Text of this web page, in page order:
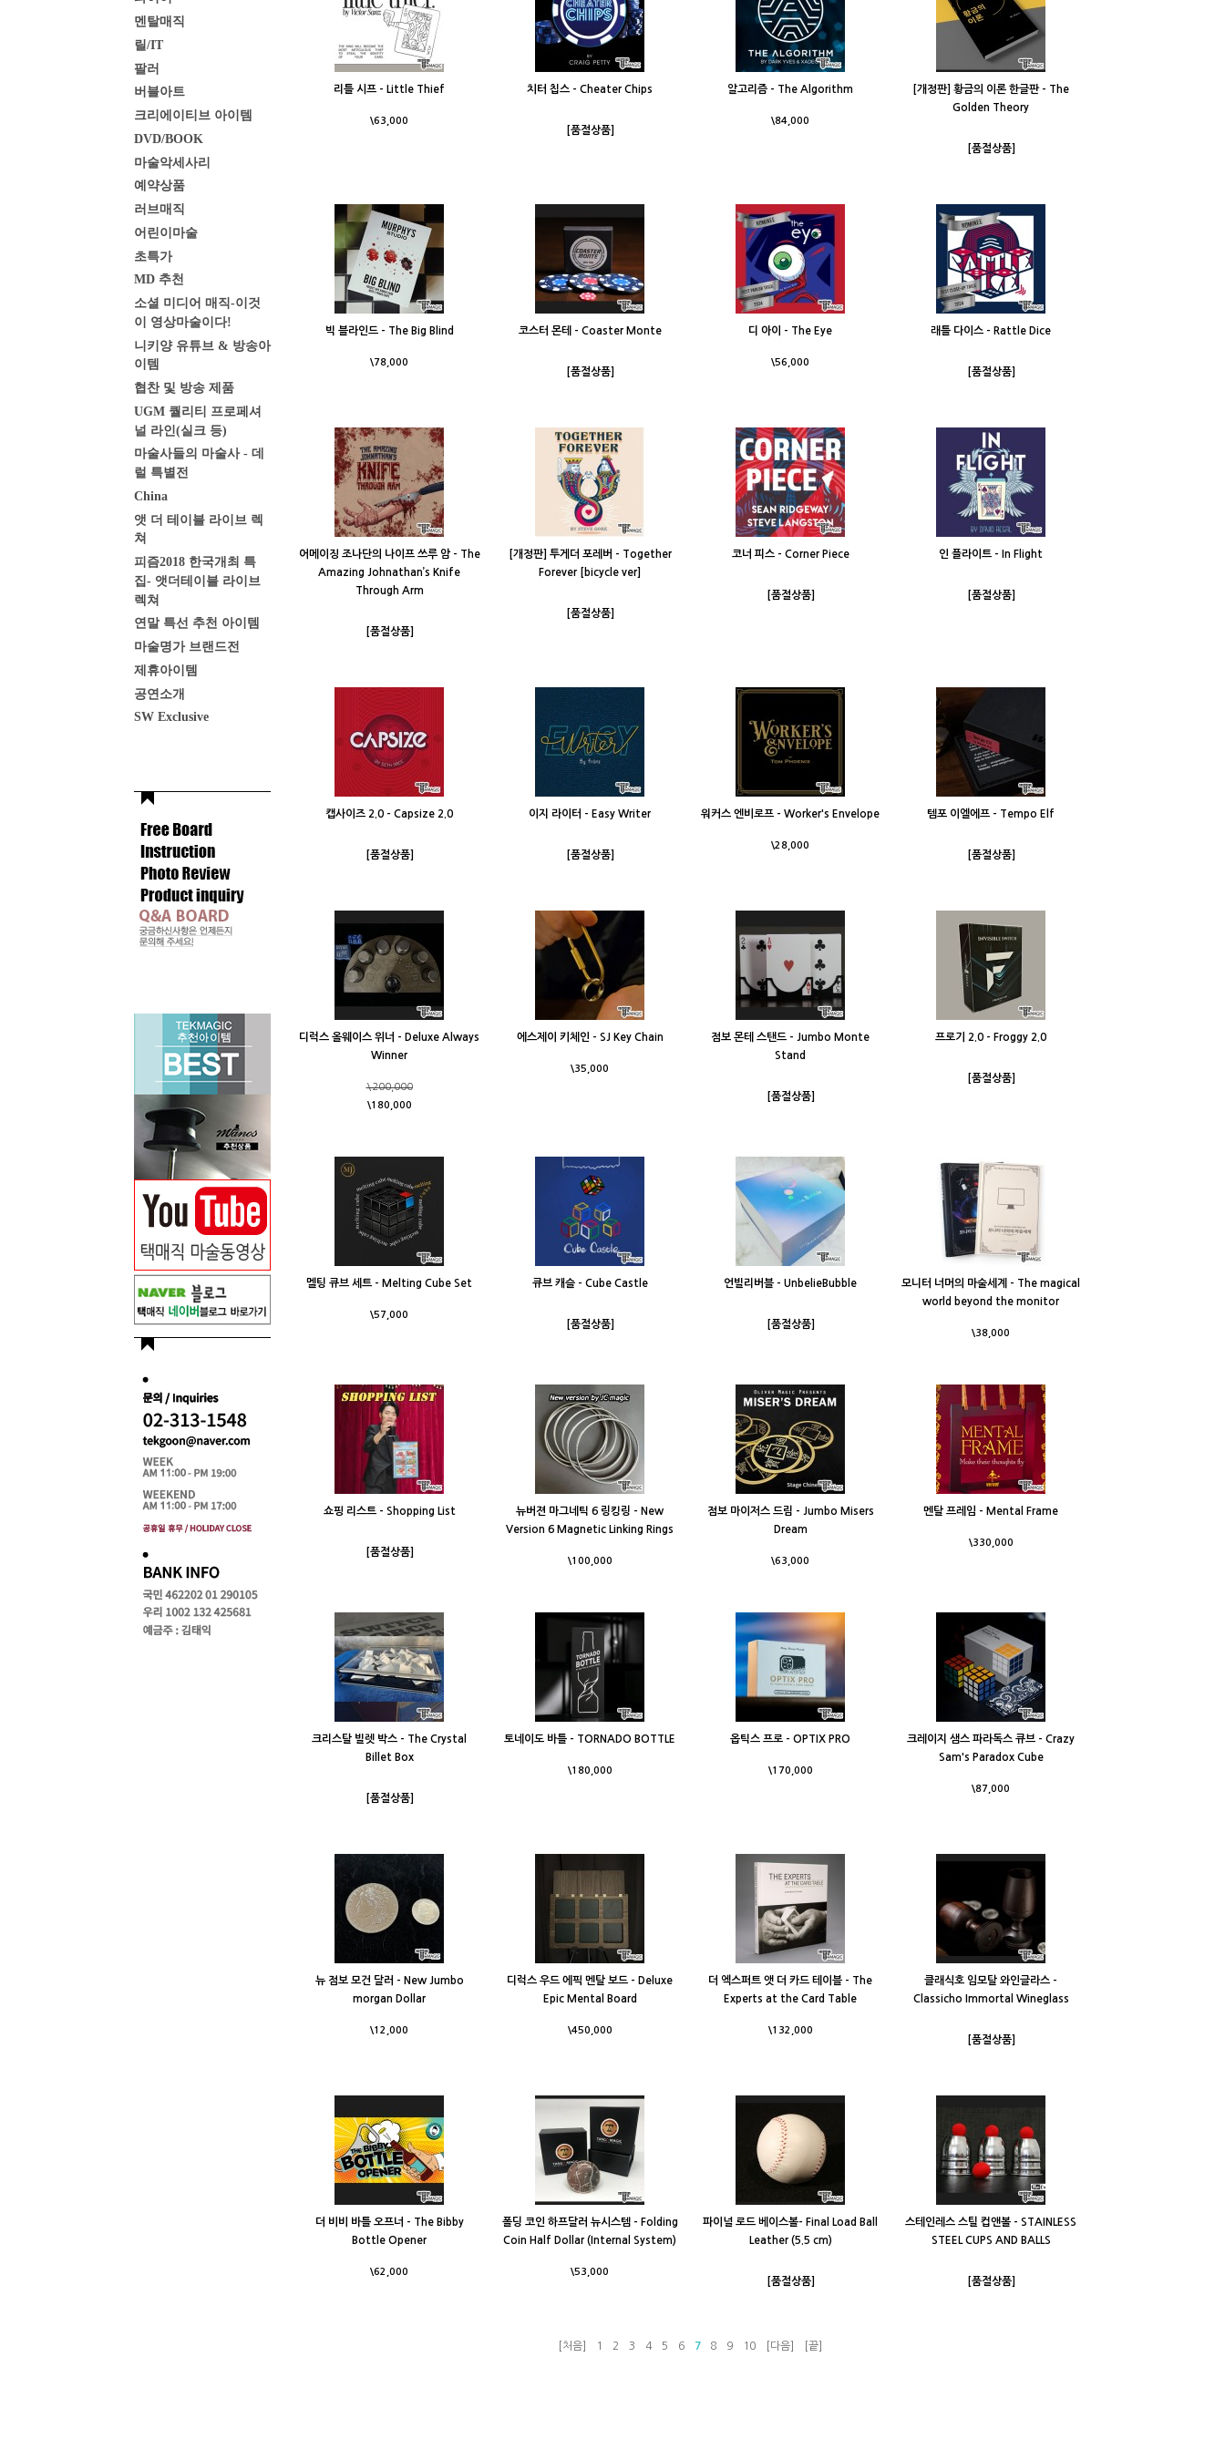
멘탈매직
릴/IT
팔러
버블아트
크리에이티브 아이템
DVD/BOOK
마술악세사리
예약상품
러브매직
어린이마술
초특가
MD 추천
소셜 미디어 매직-이것
이 영상마술이다!
니키양 유튜브 & 방송아
이템
협찬 및 방송 제품
UGM 퀄리티 프로페셔
널 라인(실크 등)
마술사들의 마술사 - 데
럴 특별전
China
앳 더 테이블 라이브 렉
쳐
피즘2018 한국개최 특
집- 앳더테이블 라이브
렉쳐
연말 특선 추천 아이템
마술명가 브랜드전
제휴아이템
공연소개
SW Exclusive
리틀 시프 - Little Thief
\63,000
치터 칩스 - Cheater Chips
[품절상품]
알고리즘 - The Algorithm
\84,000
[개정판] 황금의 이론 한글판 - The
Golden Theory
[품절상품]
빅 블라인드 - The Big Blind
\78,000
코스터 몬테 - Coaster Monte
[품절상품]
디 아이 - The Eye
\56,000
래틀 다이스 - Rattle Dice
[품절상품]
어메이징 조나단의 나이프 쓰루 암 - The
Amazing Johnathan’s Knife
Through Arm
[품절상품]
[개정판] 투게더 포레버 - Together
Forever [bicycle ver]
[품절상품]
코너 피스 - Corner Piece
[품절상품]
인 플라이트 - In Flight
[품절상품]
캡사이즈 2.0 - Capsize 2.0
[품절상품]
이지 라이터 - Easy Writer
[품절상품]
워커스 엔비로프 - Worker's Envelope
\28,000
템포 이엘에프 - Tempo Elf
[품절상품]
디럭스 올웨이스 위너 - Deluxe Always
Winner
\200,000
\180,000
에스제이 키체인 - SJ Key Chain
\35,000
점보 몬테 스탠드 - Jumbo Monte
Stand
[품절상품]
프로기 2.0 - Froggy 2.0
[품절상품]
멜팅 큐브 세트 - Melting Cube Set
\57,000
큐브 캐슬 - Cube Castle
[품절상품]
언빌리버블 - UnbelieBubble
[품절상품]
모니터 너머의 마술세계 - The magical
world beyond the monitor
\38,000
쇼핑 리스트 - Shopping List
[품절상품]
뉴버젼 마그네틱 6 링킹링 - New
Version 6 Magnetic Linking Rings
\100,000
점보 마이저스 드림 - Jumbo Misers
Dream
\63,000
멘탈 프레임 - Mental Frame
\330,000
크리스탈 빌렛 박스 - The Crystal
Billet Box
[품절상품]
토네이도 바틀 - TORNADO BOTTLE
\180,000
옵틱스 프로 - OPTIX PRO
\170,000
크레이지 샘스 파라독스 큐브 - Crazy
Sam's Paradox Cube
\87,000
뉴 점보 모건 달러 - New Jumbo
morgan Dollar
\12,000
디럭스 우드 에픽 멘탈 보드 - Deluxe
Epic Mental Board
\450,000
더 엑스퍼트 앳 더 카드 테이블 - The
Experts at the Card Table
\132,000
클래식호 임모탈 와인글라스 -
Classicho Immortal Wineglass
[품절상품]
더 비비 바틀 오프너 - The Bibby
Bottle Opener
\62,000
폴딩 코인 하프달러 뉴시스템 - Folding
Coin Half Dollar (Internal System)
\53,000
파이널 로드 베이스볼- Final Load Ball
Leather (5.5 cm)
[품절상품]
스테인레스 스틸 컵앤볼 - STAINLESS
STEEL CUPS AND BALLS
[품절상품]
[처음] 1 2 3 4 5 6 7 8 9 10 [다음] [끝]